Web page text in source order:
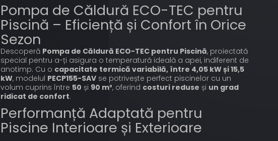
Pompa de Căldură ECO-TEC pentru
Piscină – Eficiență și Confort în Orice
Sezon
Descoperă Pompa de Căldură ECO-TEC pentru Piscină, proiectată
special pentru a-ți asigura o temperatură ideală a apei, indiferent de
anotimp. Cu o capacitate termică variabilă, între 4,05 kW și 15,5
kW, modelul PECP155-SAVse potrivește perfect piscinelor cu un
volum cuprins între 50 și 90 m³, oferind costuri reduse și un grad
ridicat de confort.
Performanță Adaptată pentru
Piscine Interioare și Exterioare